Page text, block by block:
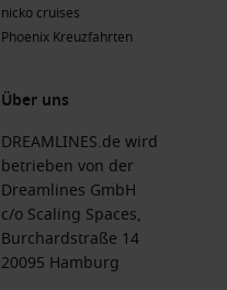
nicko cruises
Phoenix Kreuzfahrten
Über uns
DREAMLINES.de wird
betrieben von der
Dreamlines GmbH
c/o Scaling Spaces,
Burchardstraße 14
20095 Hamburg